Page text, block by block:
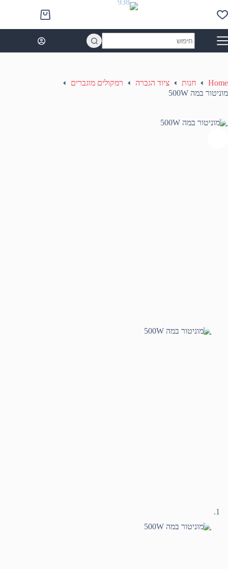
to
content
Shopping
cart
results
Home חנות ציוד הגברה
רמקולים מוגברים
מוניטור במה 500W